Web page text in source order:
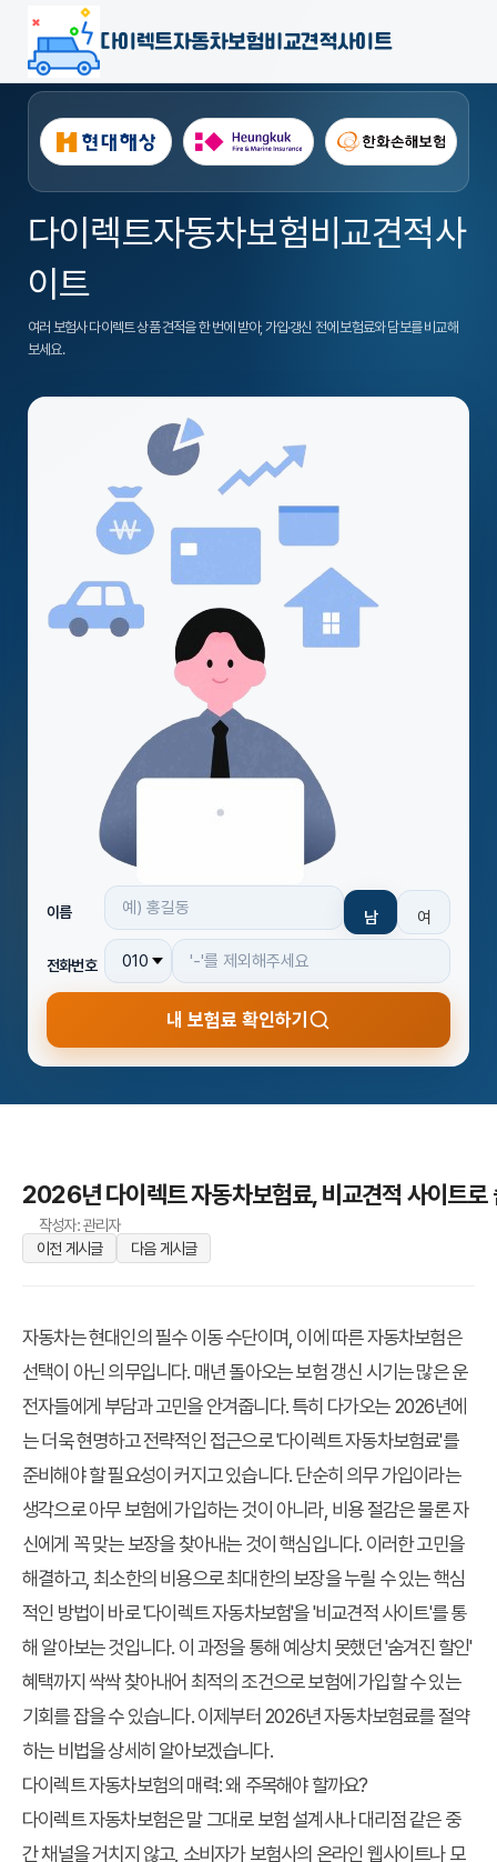
다이렉트자동차보험비교견적사이트
다이렉트자동차보험비교견적사
이트
여러 보험사 다이렉트 상품 견적을 한 번에 받아, 가입·갱신 전에 보험료와 담보를 비교해
보세요.
이름 남 여
전화번호
내 보험료 확인하기
2026년 다이렉트 자동차보험료, 비교견적 사이트로
작성자: 관리자
이전 게시글
다음 게시글
자동차는 현대인의 필수 이동 수단이며, 이에 따른 자동차보험은
선택이 아닌 의무입니다. 매년 돌아오는 보험 갱신 시기는 많은 운
전자들에게 부담과 고민을 안겨줍니다. 특히 다가오는 2026년에
는 더욱 현명하고 전략적인 접근으로 '다이렉트 자동차보험료'를
준비해야 할 필요성이 커지고 있습니다. 단순히 의무 가입이라는
생각으로 아무 보험에 가입하는 것이 아니라, 비용 절감은 물론 자
신에게 꼭 맞는 보장을 찾아내는 것이 핵심입니다. 이러한 고민을
해결하고, 최소한의 비용으로 최대한의 보장을 누릴 수 있는 핵심
적인 방법이 바로 '다이렉트 자동차보험'을 '비교견적 사이트'를 통
해 알아보는 것입니다. 이 과정을 통해 예상치 못했던 '숨겨진 할인'
혜택까지 싹싹 찾아내어 최적의 조건으로 보험에 가입할 수 있는
기회를 잡을 수 있습니다. 이제부터 2026년 자동차보험료를 절약
하는 비법을 상세히 알아보겠습니다.
다이렉트 자동차보험의 매력: 왜 주목해야 할까요?
다이렉트 자동차보험은 말 그대로 보험 설계사나 대리점 같은 중
간 채널을 거치지 않고, 소비자가 보험사의 온라인 웹사이트나 모